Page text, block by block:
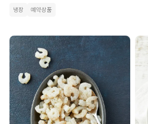
냉장 예약상품